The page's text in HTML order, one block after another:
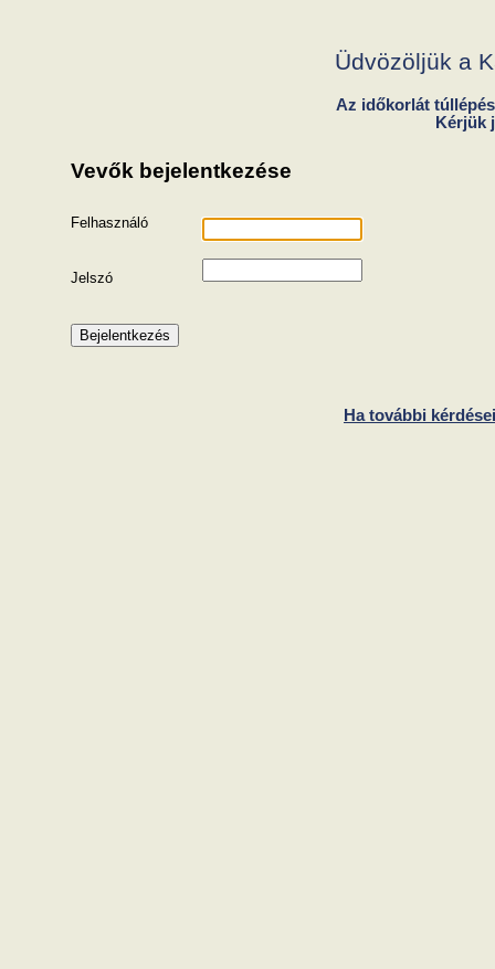
Üdvözöljük a
Az időkorlát
Kérjük
Vevők bejelentkezése
Felhasználó
Jelszó
Ha további